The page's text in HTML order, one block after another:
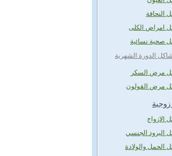
النحافة
امراض الكلى
صحية نسائية
الدورة الشهرية
مرض السكر
مرض القولون
الازواج
البرود الجنسي
الحمل والولادة